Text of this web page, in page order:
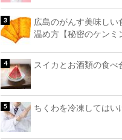
広島のがんす美味しい
温め方【秘密のケンミ
スイカとお酒類の食べ
ちくわを冷凍してはい